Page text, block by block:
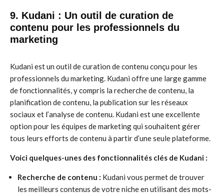
9. Kudani : Un outil de curation de
contenu pour les professionnels du
marketing
Kudani est un outil de curation de contenu conçu pour les
professionnels du marketing. Kudani offre une large gamme
de fonctionnalités, y compris la recherche de contenu, la
planification de contenu, la publication sur les réseaux
sociaux et l’analyse de contenu. Kudani est une excellente
option pour les équipes de marketing qui souhaitent gérer
tous leurs efforts de contenu à partir d’une seule plateforme.
Voici quelques-unes des fonctionnalités clés de Kudani :
Recherche de contenu : Kudani vous permet de trouver
les meilleurs contenus de votre niche en utilisant des mots-